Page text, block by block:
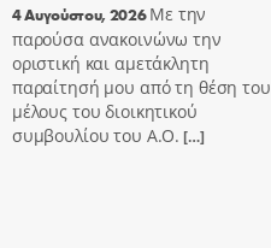
4 Αυγούστου, 2026 Με την
παρούσα ανακοινώνω την
οριστική και αμετάκλητη
παραίτησή μου από τη θέση του
μέλους του διοικητικού
συμβουλίου του Α.Ο. […]